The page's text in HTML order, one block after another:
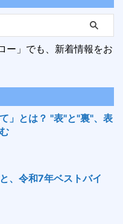
」でも、新着情報をお
」とは？ "表"と"裏"、表
、令和7年ベストバイ